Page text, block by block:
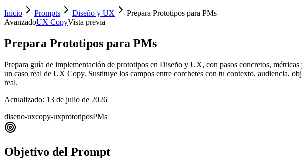
Inicio Prompts Diseño y UX
Prepara Prototipos para PMs
AvanzadoUX CopyVista previa
Prepara Prototipos para PMs
Prepara guía de implementación de prototipos en Diseño y UX, con pasos concretos,
un caso real de UX Copy. Sustituye los campos entre corchetes con tu contexto, audiencia,
real.
Actualizado: 13 de julio de 2026
diseno-uxcopy-uxprototiposPMs
Objetivo del Prompt